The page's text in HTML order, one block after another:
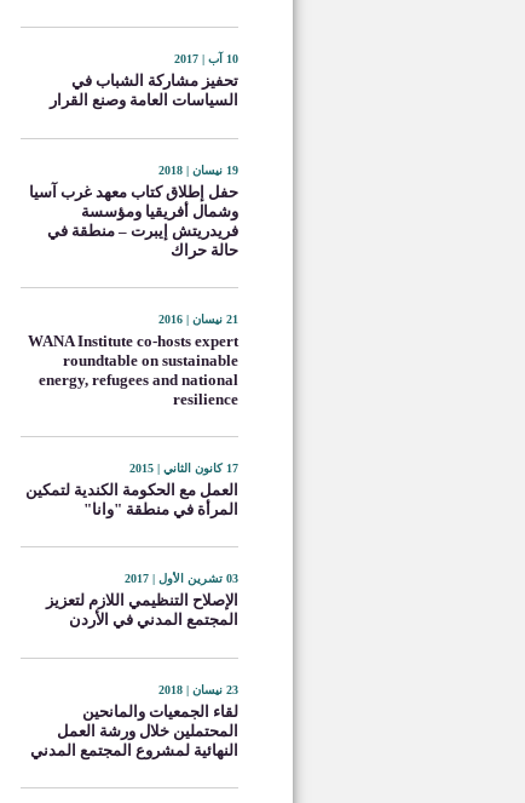
10 آب | 2017
تحفيز مشاركة الشباب في
السياسات العامة وصنع القرار
19 نيسان | 2018
حفل إطلاق كتاب معهد غرب آسيا
وشمال أفريقيا ومؤسسة
فريدريتش إيبرت – منطقة في
حالة حراك
21 نيسان | 2016
WANA Institute co-hosts expert
roundtable on sustainable
energy, refugees and national
resilience
17 كانون الثاني | 2015
العمل مع الحكومة الكندية لتمكين
المرأة في منطقة "وانا"
03 تشرين الأول | 2017
الإصلاح التنظيمي اللازم لتعزيز
المجتمع المدني في الأردن
23 نيسان | 2018
لقاء الجمعيات والمانحين
المحتملين خلال ورشة العمل
النهائية لمشروع المجتمع المدني